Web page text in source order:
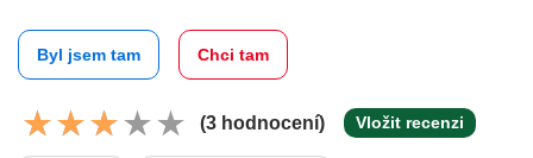
Byl jsem tam Chci tam
(3 hodnocení) Vložit recenzi